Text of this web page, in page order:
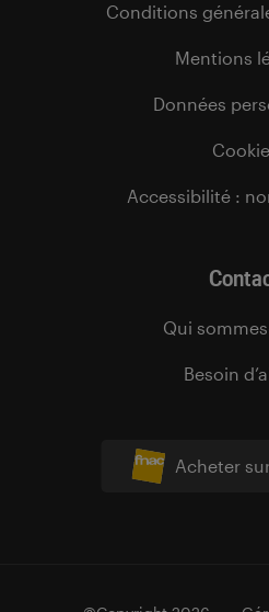
Acheter
Conditions
Mentions
Données
Accessibilité :
Qui
Besoin